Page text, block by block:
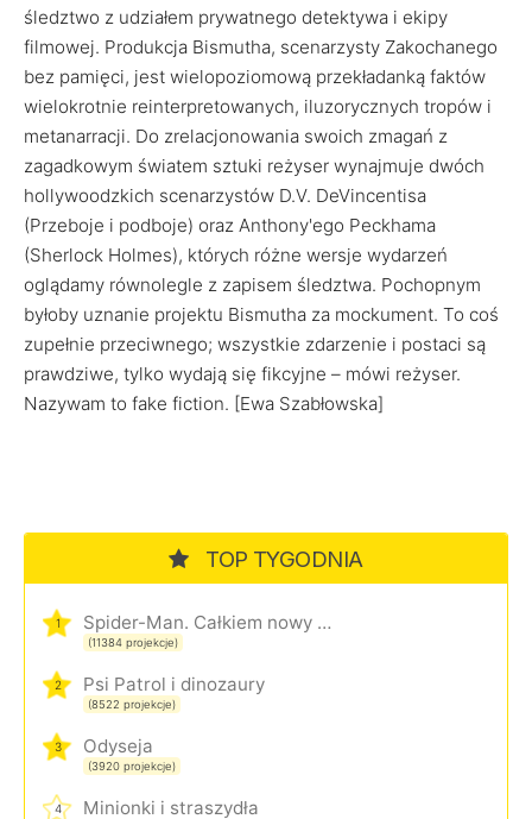
śledztwo z udziałem prywatnego detektywa i ekipy
filmowej. Produkcja Bismutha, scenarzysty Zakochanego
bez pamięci, jest wielopoziomową przekładanką faktów
wielokrotnie reinterpretowanych, iluzorycznych tropów i
metanarracji. Do zrelacjonowania swoich zmagań z
zagadkowym światem sztuki reżyser wynajmuje dwóch
hollywoodzkich scenarzystów D.V. DeVincentisa
(Przeboje i podboje) oraz Anthony'ego Peckhama
(Sherlock Holmes), których różne wersje wydarzeń
oglądamy równolegle z zapisem śledztwa. Pochopnym
byłoby uznanie projektu Bismutha za mockument. To coś
zupełnie przeciwnego; wszystkie zdarzenie i postaci są
prawdziwe, tylko wydają się fikcyjne – mówi reżyser.
Nazywam to fake fiction. [Ewa Szabłowska]
TOP TYGODNIA
1 Spider-Man. Całkiem nowy dzień
(11384 projekcje)
2 Psi Patrol i dinozaury
(8522 projekcje)
3 Odyseja
(3920 projekcje)
4 Minionki i straszydła